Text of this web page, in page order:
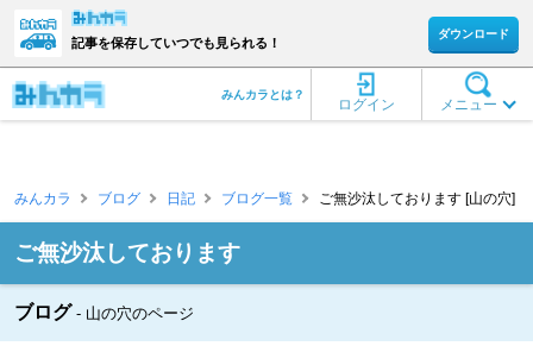
記事を保存していつでも見られる！
ダウンロード
メニュー
ログイン
みんカラとは？
みんカラ ブログ 日記 ブログ一覧 ご無沙汰しております [山の穴]
ご無沙汰しております
ブログ 山の穴のページ